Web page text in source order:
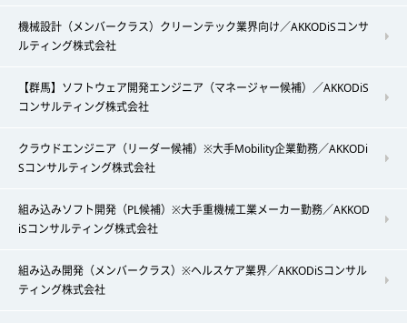
機械設計（メンバークラス）クリーンテック業界向け／AKKODiSコンサ
ルティング株式会社
【群馬】ソフトウェア開発エンジニア（マネージャー候補）／AKKODiS
コンサルティング株式会社
クラウドエンジニア（リーダー候補）※大手Mobility企業勤務／AKKODi
Sコンサルティング株式会社
組み込みソフト開発（PL候補）※大手重機械工業メーカー勤務／AKKOD
iSコンサルティング株式会社
組み込み開発（メンバークラス）※ヘルスケア業界／AKKODiSコンサル
ティング株式会社